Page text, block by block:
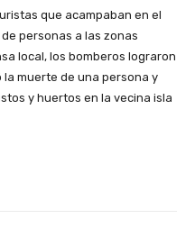
que acampaban en el
personas a las zonas
local, los bomberos lograron
muerte de una persona y
y huertos en la vecina isla